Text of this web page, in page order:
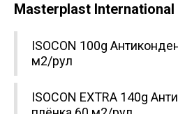
Masterplast
ISOCON 100g
м2/рул
ISOCON EXTRA 140g